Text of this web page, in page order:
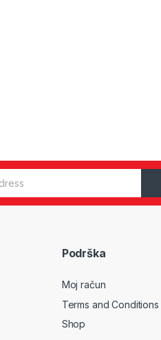
Podrška
Moj račun
Terms and Conditions
Shop